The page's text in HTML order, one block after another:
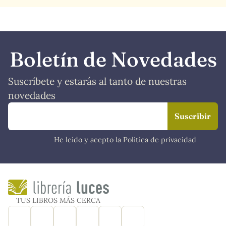
Boletín de Novedades
Suscríbete y estarás al tanto de nuestras
novedades
He leído y acepto la Política de privacidad
TUS LIBROS MÁS CERCA